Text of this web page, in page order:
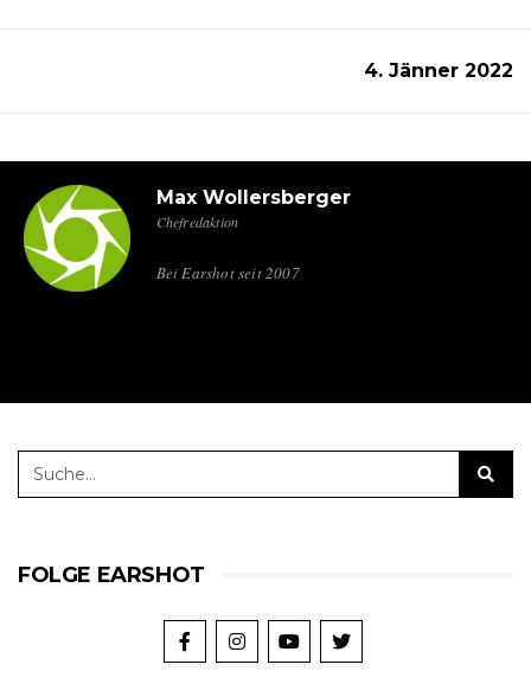
4. Jänner 2022
Max Wollersberger
Chefredaktion
Bei Earshot seit 2007
FOLGE EARSHOT